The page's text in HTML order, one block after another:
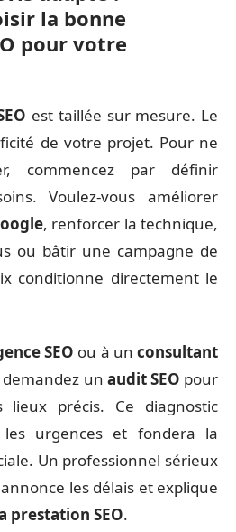
la bonne
pour votre
est taillée sur mesure. Le
de votre projet. Pour ne
commencez par définir
Voulez-vous améliorer
, renforcer la technique,
ou bâtir une campagne de
conditionne directement le
SEO ou à unconsultant
un audit SEO pour
précis. Ce diagnostic
urgences et fondera la
Un professionnel sérieux
les délais et explique
prestation SEO.